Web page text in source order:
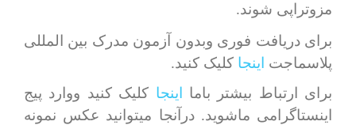
مزوتراپی شوند.
برای دریافت فوری وبدون آزمون مدرک بین المللی
پلاسماجت اینجا کلیک کنید.
برای ارتباط بیشتر باما
اینجا کلیک کنید ووارد پیج
اینستاگرامی ماشوید. درآنجا میتوانید عکس نمونه